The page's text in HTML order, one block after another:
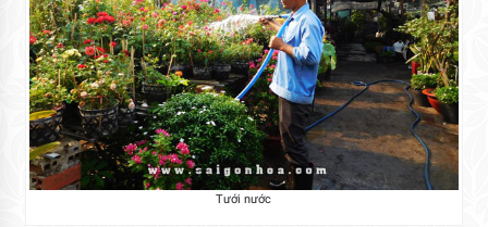
Tưới nước